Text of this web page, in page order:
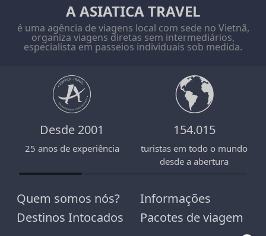
A ASIATICA TRAVEL
é uma agência de viagens local com sede no Vietnã,
organiza viagens diretas sem intermediários,
especialista em passeios individuais sob medida.
Desde 2001
25 anos de experiência
154.015
turistas em todo o mundo
desde a abertura
Quem somos nós?
Informações
Destinos Intocados
Pacotes de viagem